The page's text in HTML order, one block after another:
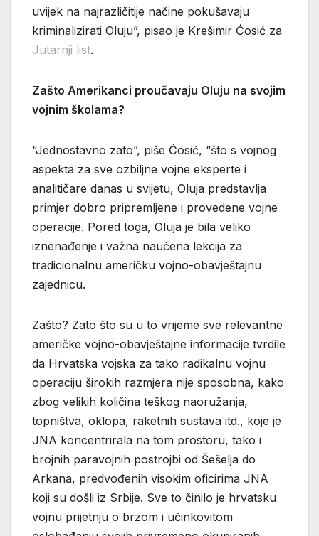
uvijek na najrazličitije načine pokušavaju
kriminalizirati Oluju”, pisao je Krešimir Ćosić za
Jutarnji list.
Zašto Amerikanci proučavaju Oluju na svojim
vojnim školama?
“Jednostavno zato”, piše Ćosić, “što s vojnog
aspekta za sve ozbiljne vojne eksperte i
analitičare danas u svijetu, Oluja predstavlja
primjer dobro pripremljene i provedene vojne
operacije. Pored toga, Oluja je bila veliko
iznenađenje i važna naučena lekcija za
tradicionalnu američku vojno-obavještajnu
zajednicu.
Zašto? Zato što su u to vrijeme sve relevantne
američke vojno-obavještajne informacije tvrdile
da Hrvatska vojska za tako radikalnu vojnu
operaciju širokih razmjera nije sposobna, kako
zbog velikih količina teškog naoružanja,
topništva, oklopa, raketnih sustava itd., koje je
JNA koncentrirala na tom prostoru, tako i
brojnih paravojnih postrojbi od Šešelja do
Arkana, predvođenih visokim oficirima JNA
koji su došli iz Srbije. Sve to činilo je hrvatsku
vojnu prijetnju o brzom i učinkovitom